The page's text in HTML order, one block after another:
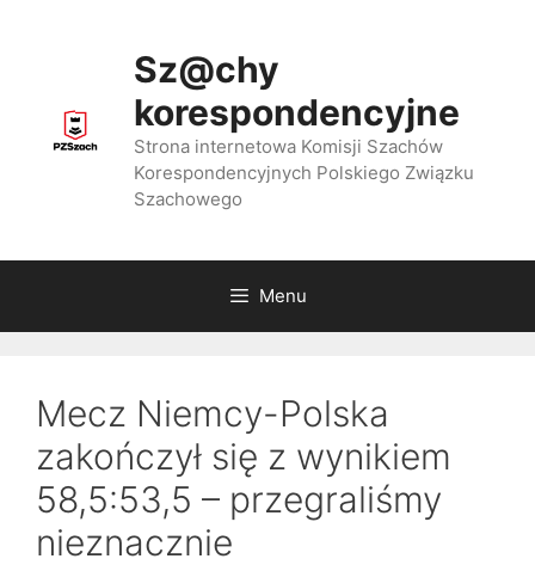
Sz@chy
korespondencyjne
Strona internetowa Komisji Szachów
Korespondencyjnych Polskiego Związku
Szachowego
Menu
Mecz Niemcy-Polska
zakończył się z wynikiem
58,5:53,5 – przegraliśmy
nieznacznie